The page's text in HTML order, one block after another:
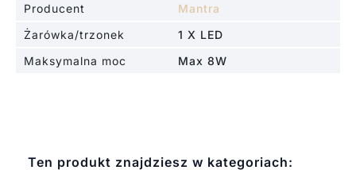
Producent
Mantra
Żarówka/trzonek
1 X LED
Maksymalna moc
Max 8W
Ten produkt znajdziesz w kategoriach: